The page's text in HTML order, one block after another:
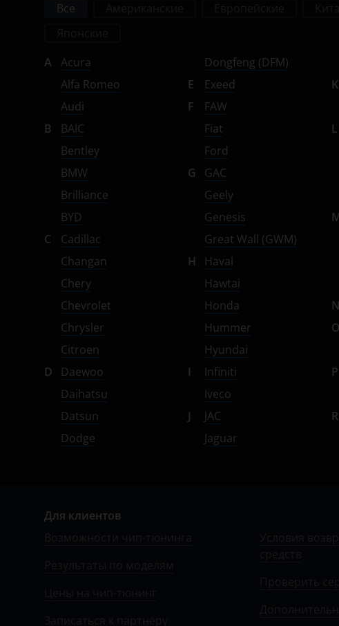
Toyota
Volkswagen
Volvo
Vortex
Zotye
ZX
ВАЗ (LADA)
ГАЗ
ЗАЗ
УАЗ
Все
A
Acura
Alfa Romeo
Audi
B
BAIC
Bentley
BMW
Brilliance
BYD
C
Cadillac
Changan
Chery
Chevrolet
Chrysler
Citroen
D
Daewoo
Daihatsu
Datsun
Dodge
Dongfeng (DFM)
E
Exeed
F
FAW
Fiat
Ford
G
GAC
Geely
Genesis
Great Wall (GWM)
H
Haval
Hawtai
Honda
Hummer
Hyundai
I
Infiniti
Iveco
J
JAC
Jaguar
K
L
N
O
P
R
Для клиентов